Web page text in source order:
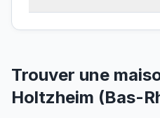
Trouver une
Holtzheim (Bas-